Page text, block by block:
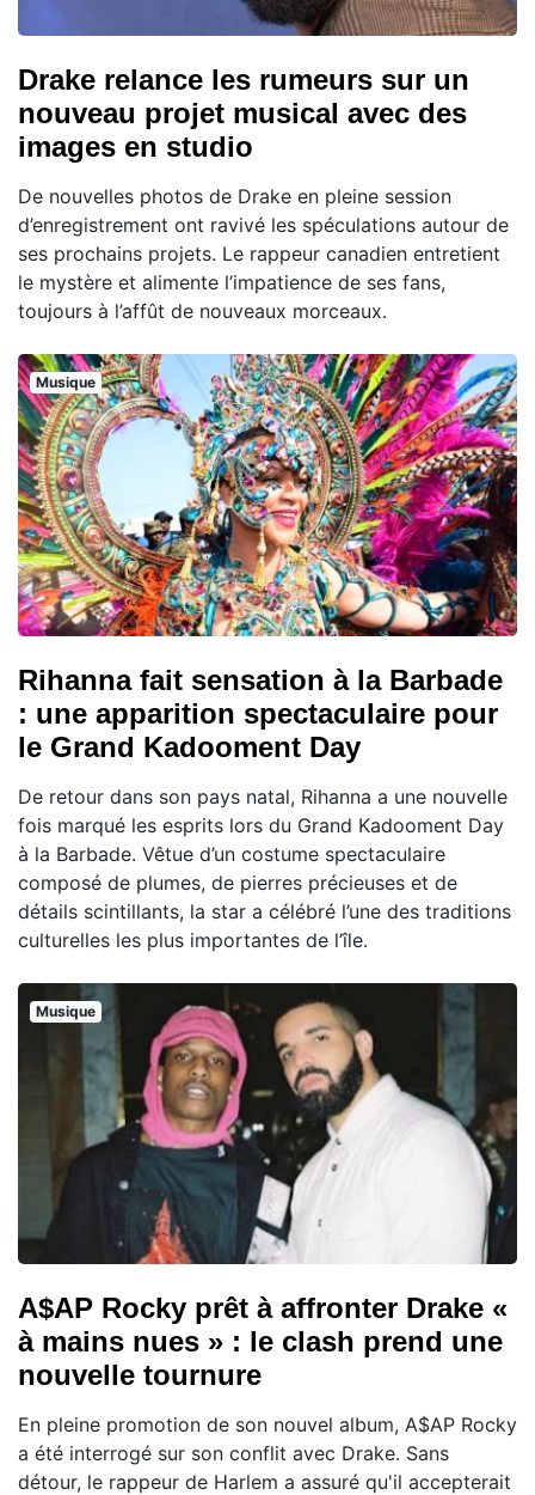
Drake relance les rumeurs sur un
nouveau projet musical avec des
images en studio
De nouvelles photos de Drake en pleine session
d’enregistrement ont ravivé les spéculations autour de
ses prochains projets. Le rappeur canadien entretient
le mystère et alimente l’impatience de ses fans,
toujours à l’affût de nouveaux morceaux.
Musique
Rihanna fait sensation à la Barbade
: une apparition spectaculaire pour
le Grand Kadooment Day
De retour dans son pays natal, Rihanna a une nouvelle
fois marqué les esprits lors du Grand Kadooment Day
à la Barbade. Vêtue d’un costume spectaculaire
composé de plumes, de pierres précieuses et de
détails scintillants, la star a célébré l’une des traditions
culturelles les plus importantes de l’île.
Musique
A$AP Rocky prêt à affronter Drake «
à mains nues » : le clash prend une
nouvelle tournure
En pleine promotion de son nouvel album, A$AP Rocky
a été interrogé sur son conflit avec Drake. Sans
détour, le rappeur de Harlem a assuré qu'il accepterait